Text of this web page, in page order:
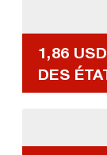
1,86
DES